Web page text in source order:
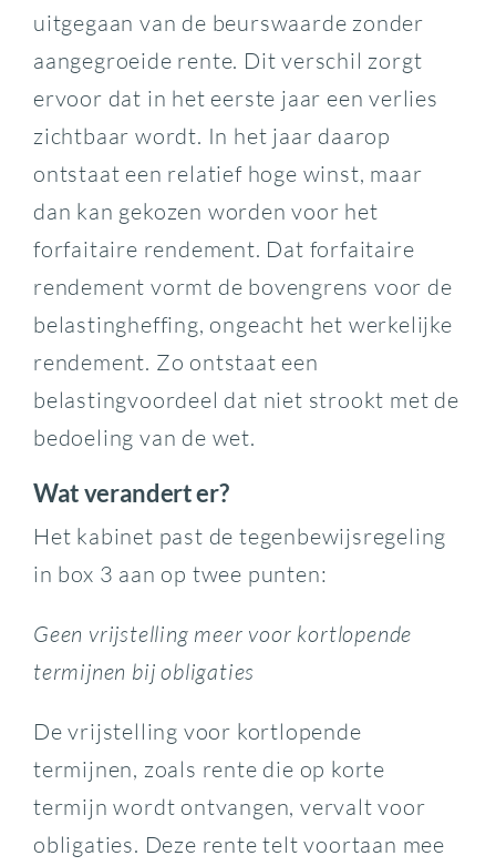
uitgegaan van de beurswaarde zonder
aangegroeide rente. Dit verschil zorgt
ervoor dat in het eerste jaar een verlies
zichtbaar wordt. In het jaar daarop
ontstaat een relatief hoge winst, maar
dan kan gekozen worden voor het
forfaitaire rendement. Dat forfaitaire
rendement vormt de bovengrens voor de
belastingheffing, ongeacht het werkelijke
rendement. Zo ontstaat een
belastingvoordeel dat niet strookt met de
bedoeling van de wet.
Wat verandert er?
Het kabinet past de tegenbewijsregeling
in box 3 aan op twee punten:
Geen vrijstelling meer voor kortlopende
termijnen bij obligaties
De vrijstelling voor kortlopende
termijnen, zoals rente die op korte
termijn wordt ontvangen, vervalt voor
obligaties. Deze rente telt voortaan mee